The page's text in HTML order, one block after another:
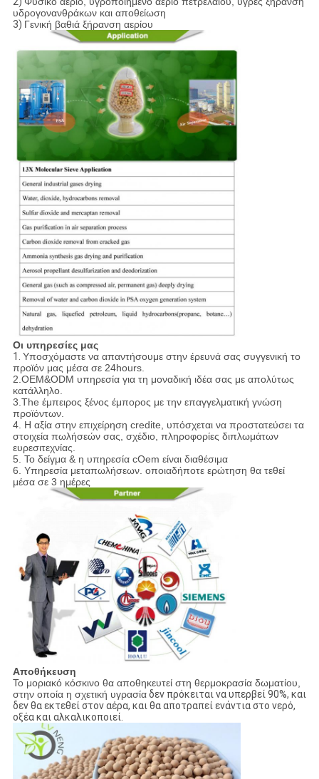
υδρογονανθράκων και αποθείωση
3) Γενική βαθιά ξήρανση αερίου
Οι υπηρεσίες μας
1. Υποσχόμαστε να απαντήσουμε στην έρευνά σας συγγενική το
προϊόν μας μέσα σε 24hours.
2.OEM&ODM υπηρεσία για τη μοναδική ιδέα σας με απολύτως
κατάλληλο.
3.The έμπειρος ξένος έμπορος με την επαγγελματική γνώση
προϊόντων.
4. Η αξία στην επιχείρηση credite, υπόσχεται να προστατεύσει τα
στοιχεία πωλήσεών σας, σχέδιο, πληροφορίες διπλωμάτων
ευρεσιτεχνίας.
5. Το δείγμα & η υπηρεσία cOem είναι διαθέσιμα
6. Υπηρεσία μεταπωλήσεων. οποιαδήποτε ερώτηση θα τεθεί
μέσα σε 3 ημέρες
Αποθήκευση
Το μοριακό κόσκινο θα αποθηκευτεί στη θερμοκρασία δωματίου,
στην οποία η σχετική υγρασίαδεν πρόκειται να υπερβεί 90%, και
δεν θα εκτεθεί στον αέρα, και θα αποτραπεί ενάντια στο νερό,
οξέα και αλκαλικοποιεί.